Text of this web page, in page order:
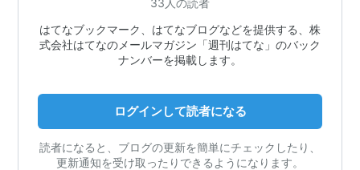
はてなブックマーク、はてなブログなどを提供する、株
式会社はてなのメールマガジン「週刊はてな」のバック
ナンバーを掲載します。
ログインして読者になる
読者になると、ブログの更新を簡単にチェックしたり、
更新通知を受け取ったりできるようになります。